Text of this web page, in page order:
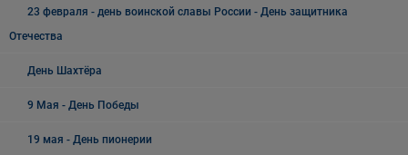
23 февраля - день воинской славы России - День защитника
Отечества
День Шахтёра
9 Мая - День Победы
19 мая - День пионерии